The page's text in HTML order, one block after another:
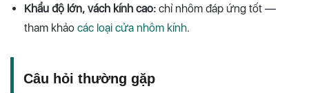
Khẩu độ lớn, vách kính cao: chỉ nhôm đáp ứng tốt —
tham khảo các loại cửa nhôm kính.
Câu hỏi thường gặp